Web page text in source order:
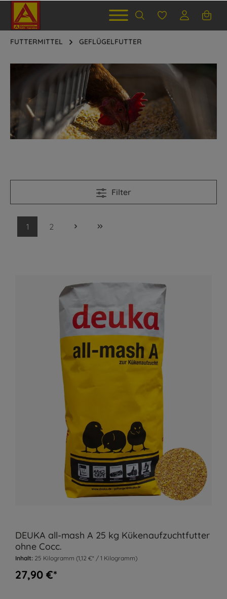
FUTTERMITTEL GEFLÜGELFUTTER
Filter
1 2
DEUKA all-mash A 25 kg Kükenaufzuchtfutter
ohne Cocc.
Inhalt: 25 Kilogramm (1,12 €* / 1 Kilogramm)
27,90 €*